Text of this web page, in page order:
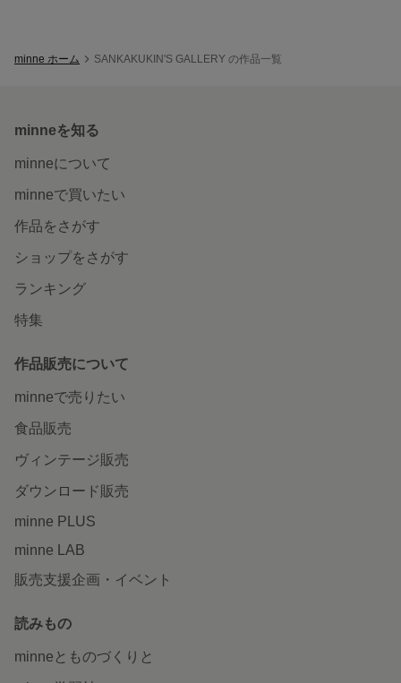
minne ホーム SANKAKUKIN'S GALLERY の作品一覧
minneを知る
minneについて
minneで買いたい
作品をさがす
ショップをさがす
ランキング
特集
作品販売について
minneで売りたい
食品販売
ヴィンテージ販売
ダウンロード販売
minne PLUS
minne LAB
販売支援企画・イベント
読みもの
minneとものづくりと